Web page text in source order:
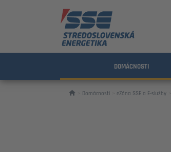
DOMÁCNOSTI
Domácnosti eZóna SSE a E-služby